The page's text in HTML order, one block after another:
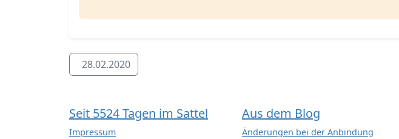
28.02.2020
Seit 5524 Tagen im Sattel
Impressum
Aus dem Blog
Änderungen bei der Anbindung